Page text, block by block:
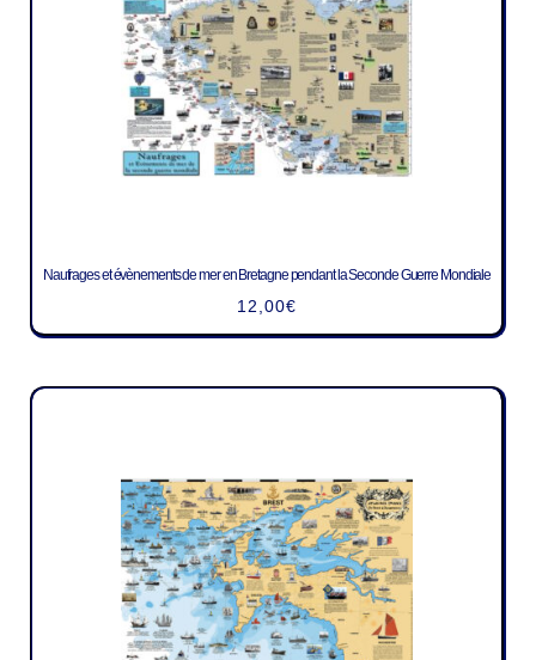
Naufrages et évènements de mer en Bretagne pendant la Seconde Guerre Mondiale
12,00€